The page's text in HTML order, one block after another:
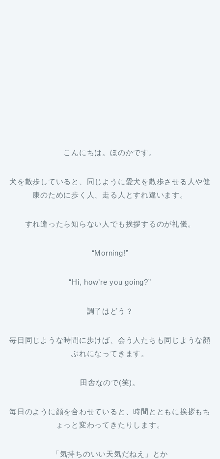
こんにちは。ほのかです。
犬を散歩していると、同じように愛犬を散歩させる人や健
康のために歩く人、走る人とすれ違います。
すれ違ったら知らない人でも挨拶するのが礼儀。
“Morning!”
“Hi, how’re you going?”
調子はどう？
毎日同じような時間に歩けば、会う人たちも同じような顔
ぶれになってきます。
田舎なので(笑)。
毎日のように顔を合わせていると、時間とともに挨拶もち
ょっと変わってきたりします。
「気持ちのいい天気だねえ」とか